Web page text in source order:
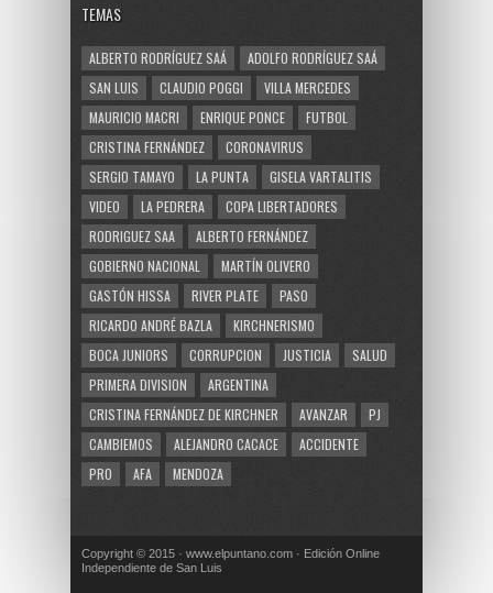
TEMAS
ALBERTO RODRÍGUEZ SAÁ
ADOLFO RODRÍGUEZ SAÁ
SAN LUIS
CLAUDIO POGGI
VILLA MERCEDES
MAURICIO MACRI
ENRIQUE PONCE
FUTBOL
CRISTINA FERNÁNDEZ
CORONAVIRUS
SERGIO TAMAYO
LA PUNTA
GISELA VARTALITIS
VIDEO
LA PEDRERA
COPA LIBERTADORES
RODRIGUEZ SAA
ALBERTO FERNÁNDEZ
GOBIERNO NACIONAL
MARTÍN OLIVERO
GASTÓN HISSA
RIVER PLATE
PASO
RICARDO ANDRÉ BAZLA
KIRCHNERISMO
BOCA JUNIORS
CORRUPCION JUSTICIA
SALUD
PRIMERA DIVISION
ARGENTINA
CRISTINA FERNÁNDEZ DE KIRCHNER
AVANZAR
PJ
CAMBIEMOS
ALEJANDRO CACACE
ACCIDENTE
PRO
AFA MENDOZA
Copyright © 2015 · www.elpuntano.com · Edición Online
Independiente de San Luis